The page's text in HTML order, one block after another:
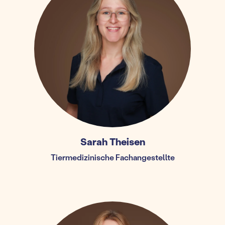
Sarah Theisen
Tiermedizinische Fachangestellte